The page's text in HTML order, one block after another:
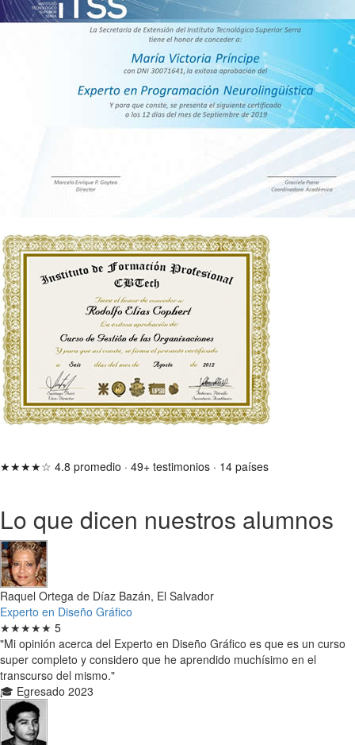
★★★★☆ 4.8 promedio · 49+ testimonios · 14 países
Lo que dicen nuestros alumnos
Raquel Ortega de Díaz Bazán, El Salvador
Experto en Diseño Gráfico
★★★★★ 5
"Mi opinión acerca del Experto en Diseño Gráfico es que es un curso
super completo y considero que he aprendido muchísimo en el
transcurso del mismo."
🎓 Egresado 2023